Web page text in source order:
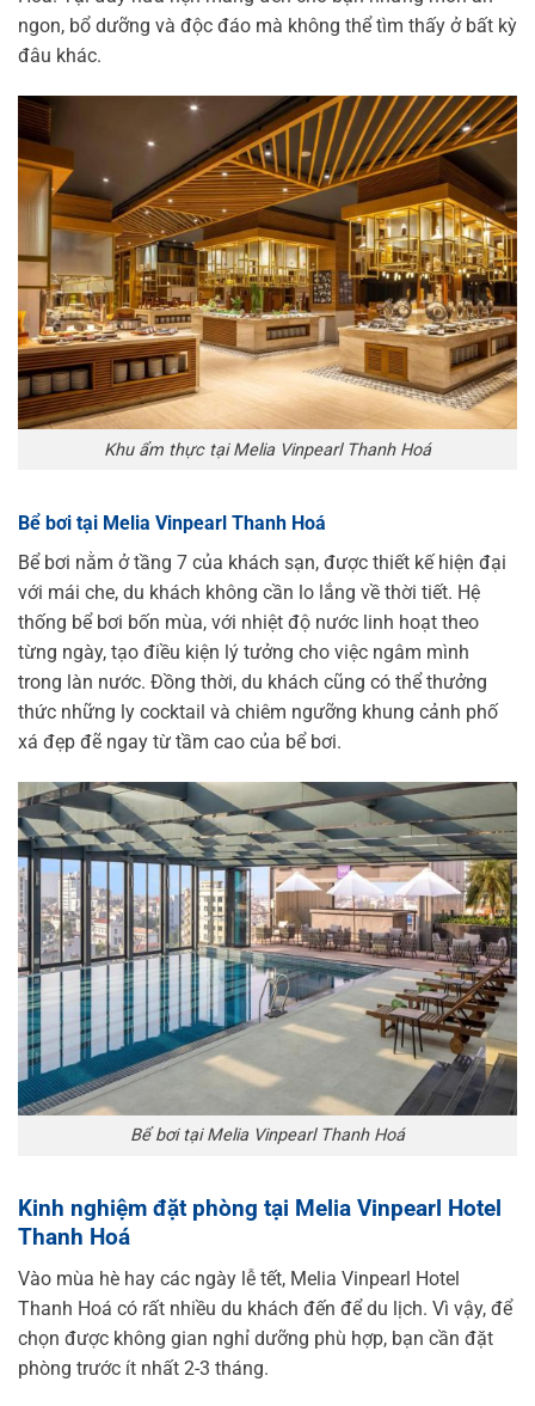
ngon, bổ dưỡng và độc đáo mà không thể tìm thấy ở bất kỳ
đâu khác.
Khu ẩm thực tại Melia Vinpearl Thanh Hoá
Bể bơi tại Melia Vinpearl Thanh Hoá
Bể bơi nằm ở tầng 7 của khách sạn, được thiết kế hiện đại
với mái che, du khách không cần lo lắng về thời tiết. Hệ
thống bể bơi bốn mùa, với nhiệt độ nước linh hoạt theo
từng ngày, tạo điều kiện lý tưởng cho việc ngâm mình
trong làn nước. Đồng thời, du khách cũng có thể thưởng
thức những ly cocktail và chiêm ngưỡng khung cảnh phố
xá đẹp đẽ ngay từ tầm cao của bể bơi.
Bể bơi tại Melia Vinpearl Thanh Hoá
Kinh nghiệm đặt phòng tại Melia Vinpearl Hotel
Thanh Hoá
Vào mùa hè hay các ngày lễ tết, Melia Vinpearl Hotel
Thanh Hoá có rất nhiều du khách đến để du lịch. Vì vậy, để
chọn được không gian nghỉ dưỡng phù hợp, bạn cần đặt
phòng trước ít nhất 2-3 tháng.